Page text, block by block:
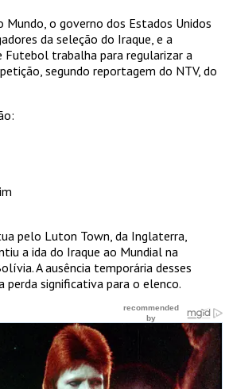
Mundo, o governo dos Estados Unidos
da seleção do Iraque, e a
Futebol trabalha para regularizar a
segundo reportagem do NTV, do
pelo Luton Town, da Inglaterra,
a ida do Iraque ao Mundial na
A ausência temporária desses
perda significativa para o elenco.